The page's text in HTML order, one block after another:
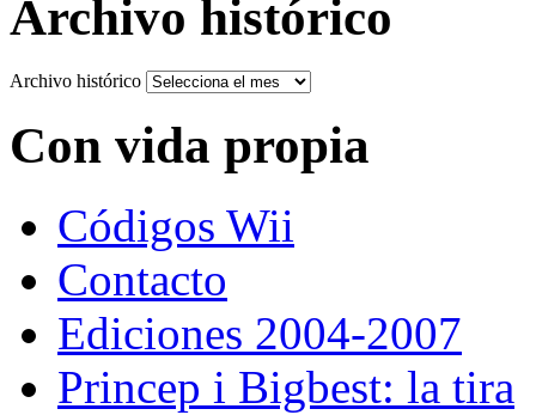
Archivo histórico
Archivo histórico
Con vida propia
Códigos Wii
Contacto
Ediciones 2004-2007
Princep i Bigbest: la tira